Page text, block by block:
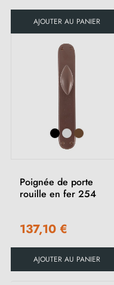
AJOUTER AU PANIER
Poignée de porte
rouille en fer 254
137,10 €
AJOUTER AU PANIER